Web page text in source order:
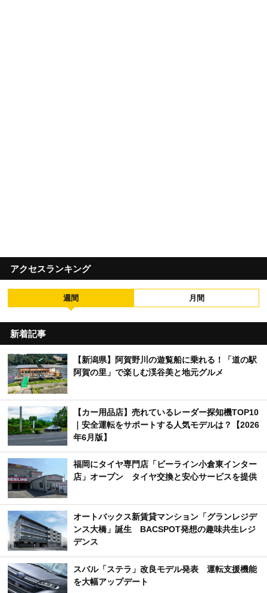
アクセスランキング
週間 月間
新着記事
【新潟県】阿賀野川の遊覧船に乗れる！「道の駅
阿賀の里」で楽しむ渓谷美と地元グルメ
【カー用品店】売れているレーダー探知機TOP10
｜安全運転をサポートする人気モデルは？【2026
年6月版】
福岡にタイヤ専門店「ビーライン小倉東インター
店」オープン タイヤ交換と安心サービスを提供
オートバックス新賃貸マンション「グランレジデ
ンス大橋」誕生 BACSPOT発想の趣味共生レジ
デンス
スバル「ステラ」改良モデル発表 運転支援機能
を大幅アップデート